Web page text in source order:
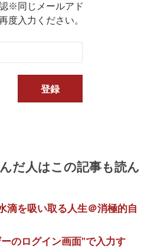
※同じメールアド
度入力ください。
だ人はこの記事も読ん
滴を吸い取る人生＠消極的自
のログイン画面”で入力す